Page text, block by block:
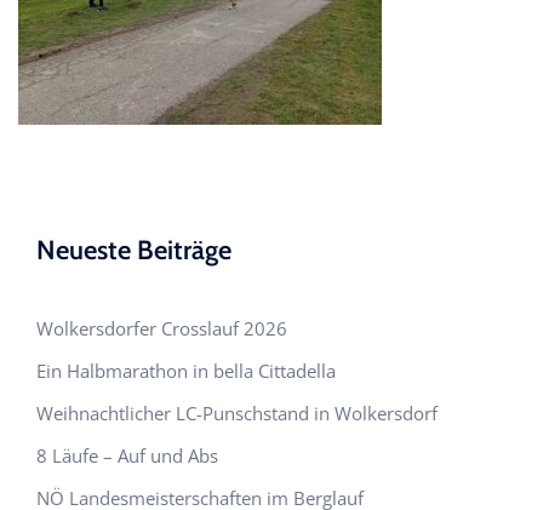
Neueste Beiträge
Wolkersdorfer Crosslauf 2026
Ein Halbmarathon in bella Cittadella
Weihnachtlicher LC-Punschstand in Wolkersdorf
8 Läufe – Auf und Abs
NÖ Landesmeisterschaften im Berglauf